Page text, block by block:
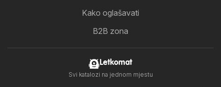
Kako oglašavati
B2B zona
Letkomat
Svi katalozi na jednom mjestu